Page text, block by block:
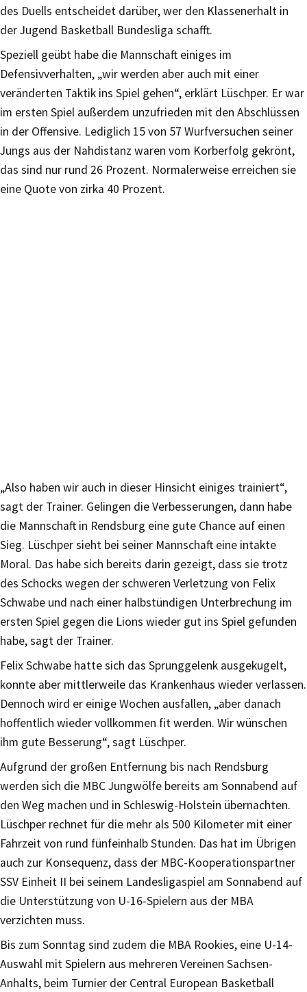
des Duells entscheidet darüber, wer den Klassenerhalt in
der Jugend Basketball Bundesliga schafft.
Speziell geübt habe die Mannschaft einiges im
Defensivverhalten, „wir werden aber auch mit einer
veränderten Taktik ins Spiel gehen“, erklärt Lüschper. Er war
im ersten Spiel außerdem unzufrieden mit den Abschlüssen
in der Offensive. Lediglich 15 von 57 Wurfversuchen seiner
Jungs aus der Nahdistanz waren vom Korberfolg gekrönt,
das sind nur rund 26 Prozent. Normalerweise erreichen sie
eine Quote von zirka 40 Prozent.
„Also haben wir auch in dieser Hinsicht einiges trainiert“,
sagt der Trainer. Gelingen die Verbesserungen, dann habe
die Mannschaft in Rendsburg eine gute Chance auf einen
Sieg. Lüschper sieht bei seiner Mannschaft eine intakte
Moral. Das habe sich bereits darin gezeigt, dass sie trotz
des Schocks wegen der schweren Verletzung von Felix
Schwabe und nach einer halbstündigen Unterbrechung im
ersten Spiel gegen die Lions wieder gut ins Spiel gefunden
habe, sagt der Trainer.
Felix Schwabe hatte sich das Sprunggelenk ausgekugelt,
konnte aber mittlerweile das Krankenhaus wieder verlassen.
Dennoch wird er einige Wochen ausfallen, „aber danach
hoffentlich wieder vollkommen fit werden. Wir wünschen
ihm gute Besserung“, sagt Lüschper.
Aufgrund der großen Entfernung bis nach Rendsburg
werden sich die MBC Jungwölfe bereits am Sonnabend auf
den Weg machen und in Schleswig-Holstein übernachten.
Lüschper rechnet für die mehr als 500 Kilometer mit einer
Fahrzeit von rund fünfeinhalb Stunden. Das hat im Übrigen
auch zur Konsequenz, dass der MBC-Kooperationspartner
SSV Einheit II bei seinem Landesligaspiel am Sonnabend auf
die Unterstützung von U-16-Spielern aus der MBA
verzichten muss.
Bis zum Sonntag sind zudem die MBA Rookies, eine U-14-
Auswahl mit Spielern aus mehreren Vereinen Sachsen-
Anhalts, beim Turnier der Central European Basketball